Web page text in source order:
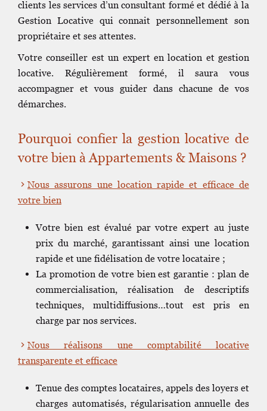
clients les services d’un consultant formé et dédié à la
Gestion Locative qui connait personnellement son
propriétaire et ses attentes.
Votre conseiller est un expert en location et gestion
locative. Régulièrement formé, il saura vous
accompagner et vous guider dans chacune de vos
démarches.
Pourquoi confier la gestion locative de
votre bien à Appartements & Maisons ?
Nous assurons une location rapide et efficace de
votre bien
Votre bien est évalué par votre expert au juste
prix du marché, garantissant ainsi une location
rapide et une fidélisation de votre locataire ;
La promotion de votre bien est garantie : plan de
commercialisation, réalisation de descriptifs
techniques, multidiffusions…tout est pris en
charge par nos services.
Nous réalisons une comptabilité locative
transparente et efficace
Tenue des comptes locataires, appels des loyers et
charges automatisés, régularisation annuelle des